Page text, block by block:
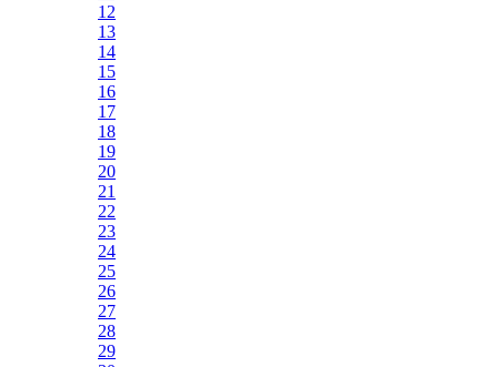
12
13
14
15
16
17
18
19
20
21
22
23
24
25
26
27
28
29